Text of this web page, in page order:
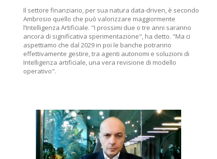
Il settore finanziario, per sua natura data-driven, è secondo
Ambrosio quello che può valorizzare maggiormente
l’Intelligenza Artificiale. "I prossimi due o tre anni saranno
ancora di significativa sperimentazione", ha detto. "Ma ci
aspettiamo che dal 2029 in poi le banche potranno
effettivamente gestire, tra agenti autonomi e soluzioni di
Intelligenza artificiale, una vera revisione di modello
operativo".